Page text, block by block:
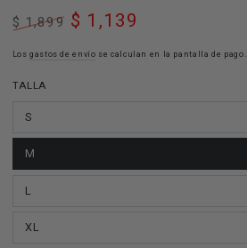
regular
$ 1,899
de
$ 1,139
Losgastos de envío se calculan en la pantalla de pago.
TALLA
S
M
L
XL